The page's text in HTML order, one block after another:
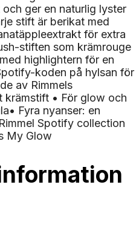
ger en naturlig lyster
stift är berikat med
för extra
stiften som krämrouge
highlightern för en
koden på hylsan för
av Rimmels
krämstift • För glow och
Fyra nyanser: en
Spotify collection
My Glow